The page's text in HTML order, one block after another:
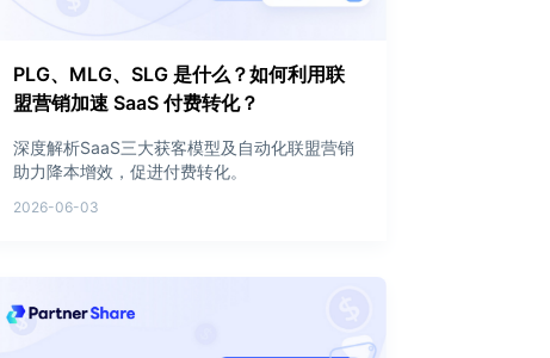
PLG、MLG、SLG 是什么？如何利用联
盟营销加速 SaaS 付费转化？
深度解析SaaS三大获客模型及自动化联盟营销
助力降本增效，促进付费转化。
2026-06-03